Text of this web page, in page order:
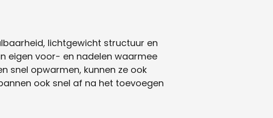
lichtgewicht structuur en
eigen voor- en nadelen waarmee
snel opwarmen, kunnen ze ook
ook snel af na het toevoegen